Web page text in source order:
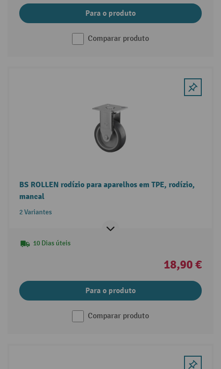
Para o produto
Comparar produto
BS ROLLEN rodízio para aparelhos em TPE, rodízio,
mancal
2 Variantes
10 Dias úteis
18,90 €
Para o produto
Comparar produto